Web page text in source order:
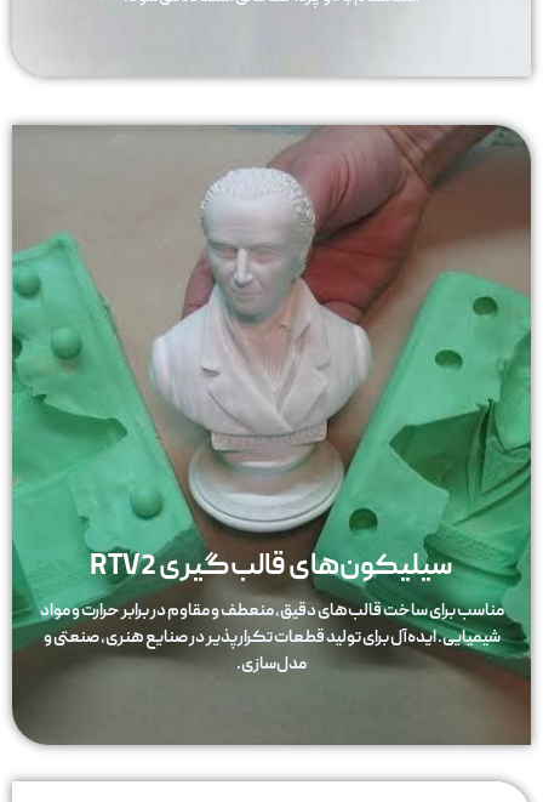
سیلیکون‌های قالب‌گیری RTV2
مناسب برای ساخت قالب‌های دقیق، منعطف و مقاوم در برابر حرارت و مواد
شیمیایی. ایده‌آل برای تولید قطعات تکرارپذیر در صنایع هنری، صنعتی و
مدل‌سازی.